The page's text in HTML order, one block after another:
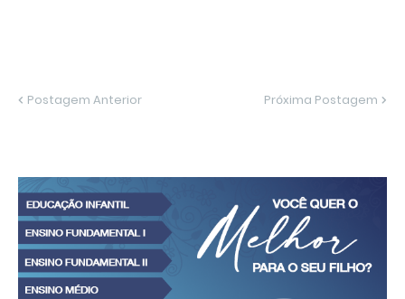
Postagem Anterior Próxima Postagem